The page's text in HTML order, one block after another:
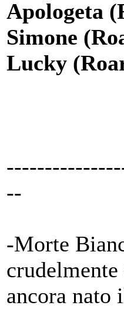
Apologeta
Simone
Lucky
--
-Morte
ancora nato